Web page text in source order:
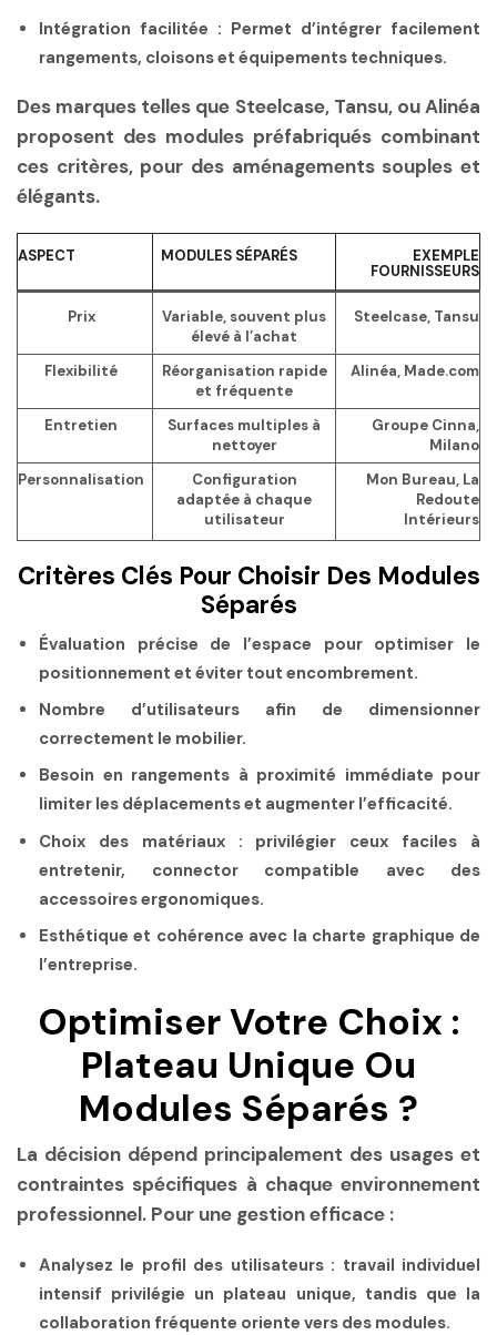
Intégration facilitée : Permet d’intégrer facilement
rangements, cloisons et équipements techniques.
Des marques telles que Steelcase, Tansu, ou Alinéa
proposent des modules préfabriqués combinant
ces critères, pour des aménagements souples et
élégants.
ASPECT MODULES SÉPARÉS
EXEMPLE
FOURNISSEURS
Prix
Variable, souvent plus
élevé à l’achat
Steelcase, Tansu
Flexibilité
Réorganisation rapide
et fréquente
Alinéa, Made.com
Entretien
Surfaces multiples à
nettoyer
Groupe Cinna,
Milano
Personnalisation
Configuration
adaptée à chaque
utilisateur
Mon Bureau, La
Redoute
Intérieurs
Critères Clés Pour Choisir Des Modules
Séparés
Évaluation précise de l’espace pour optimiser le
positionnement et éviter tout encombrement.
Nombre d’utilisateurs afin de dimensionner
correctement le mobilier.
Besoin en rangements à proximité immédiate pour
limiter les déplacements et augmenter l’efficacité.
Choix des matériaux: privilégier ceux faciles à
entretenir, connector compatible avec des
accessoires ergonomiques.
Esthétique et cohérence avec la charte graphique de
l’entreprise.
Optimiser Votre Choix :
Plateau Unique Ou
Modules Séparés ?
La décision dépend principalement des usages et
contraintes spécifiques à chaque environnement
professionnel. Pour une gestion efficace :
Analysez le profil des utilisateurs: travail individuel
intensif privilégie un plateau unique, tandis que la
collaboration fréquente oriente vers des modules.